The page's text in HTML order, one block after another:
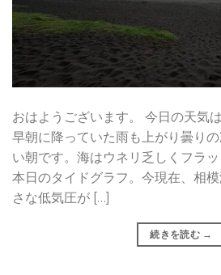
おはようございます。 今日の天気
早朝に降っていた雨も上がり曇り
い朝です。海はウネリ乏しくフラッ
本日のタイドグラフ。今現在、相
さな低気圧が […]
続きを読む →